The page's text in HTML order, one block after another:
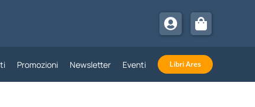
Promozioni Newsletter Eventi Libri Ares